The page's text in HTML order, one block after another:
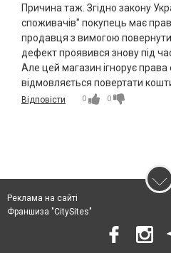
Причина таж. Згідно закону
споживачів" покупець має
продавця з вимогою
дефект проявився знову під
Але цей магазин ігнорує права
відмовляється повертати
Відповісти 0 0
Реклама на сайті
Франшиза "CitySites"